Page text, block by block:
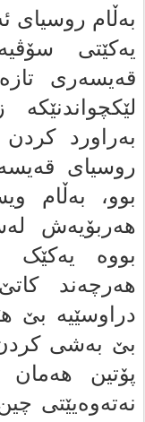
بەڵام روسیای
یه‌کێتى
قه‌یسه‌رى
به‌راورد
روسیاى
بوو، بەڵام
هه‌ربۆیه‌ش
بووه‌ یه‌کێک
هه‌رچه‌ند
دراوسێیه‌ بێ
بێ به‌شى
پۆتین
نه‌ته‌وه‌یێتی